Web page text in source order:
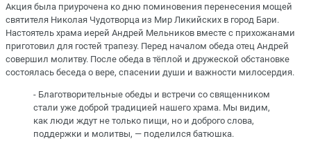
Акция была приурочена ко дню поминовения перенесения мощей
святителя Николая Чудотворца из Мир Ликийских в город Бари.
Настоятель храма иерей Андрей Мельников вместе с прихожанами
приготовил для гостей трапезу. Перед началом обеда отец Андрей
совершил молитву. После обеда в тёплой и дружеской обстановке
состоялась беседа о вере, спасении души и важности милосердия.
- Благотворительные обеды и встречи со священником
стали уже доброй традицией нашего храма. Мы видим,
как люди ждут не только пищи, но и доброго слова,
поддержки и молитвы, — поделился батюшка.